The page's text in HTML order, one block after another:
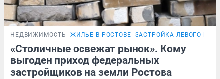
НЕДВИЖИМОСТЬ ЖИЛЬЕ В РОСТОВЕ ЗАСТРОЙКА ЛЕВОГО
«Столичные освежат рынок». Кому
выгоден приход федеральных
застройщиков на земли Ростова